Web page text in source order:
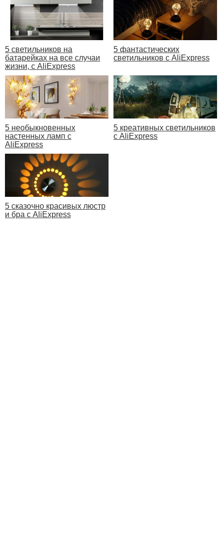
5 светильников на
батарейках на все случаи
жизни, с AliExpress
5 фантастических
светильников с AliExpress
5 необыкновенных
настенных ламп с
AliExpress
5 креативных светильников
с AliExpress
5 сказочно красивых люстр
и бра с AliExpress